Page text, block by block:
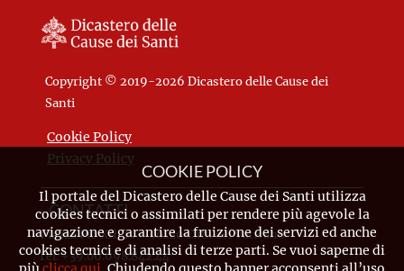
Copyright © 2019-2026 Dicastero delle Cause dei
Santi
Cookie Policy
Privacy Policy
CONTATTI
Piazza Pio XII, 10 - 00120 Città del Vaticano
Tel. +39.06.698.842.44
COOKIE POLICY
Il portale del Dicastero delle Cause dei Santi utilizza
cookies tecnici o assimilati per rendere più agevole la
navigazione e garantire la fruizione dei servizi ed anche
cookies tecnici e di analisi di terze parti. Se vuoi saperne di